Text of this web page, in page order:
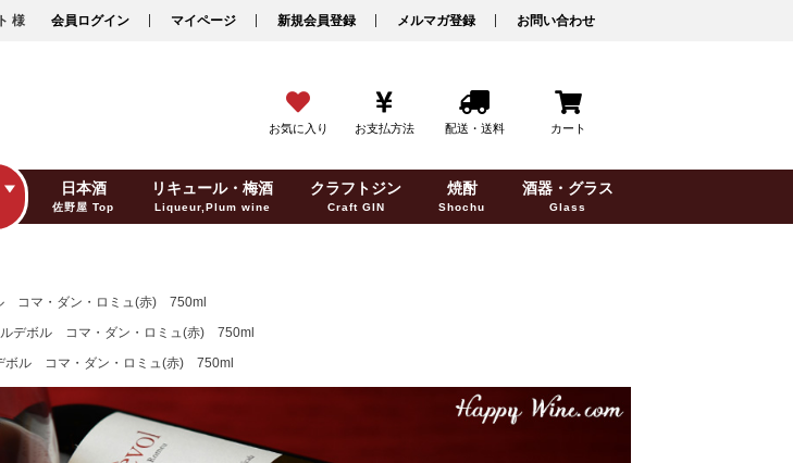
様 会員ログイン マイページ 新規会員登録 メルマガ登録 お問い合わせ
お気に入り お支払方法 配送・送料 カート
日本酒
佐野屋 Top
リキュール・梅酒
Liqueur,Plum wine
クラフトジン
Craft GIN
焼酎
Shochu
酒器・グラス
Glass
コマ・ダン・ロミュ(赤) 750ml
デボル コマ・ダン・ロミュ(赤) 750ml
ボル コマ・ダン・ロミュ(赤) 750ml